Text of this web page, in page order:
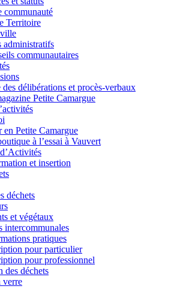
communauté
Territoire
administratifs
communautaires
des délibérations et procès-verbaux
Petite Camargue
en Petite Camargue
à l’essai à Vauvert
et insertion
déchets
et végétaux
intercommunales
pratiques
pour particulier
pour professionnel
des déchets
verre